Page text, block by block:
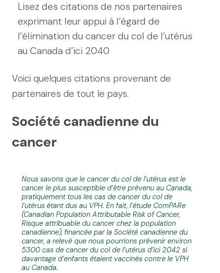
n
u
Lisez des citations de nos partenaires
exprimant leur appui à l’égard de
l’élimination du cancer du col de l’utérus
au Canada d’ici 2040
Voici quelques citations provenant de
partenaires de tout le pays.
Société canadienne du
cancer
Nous savons que le cancer du col de l’utérus est le
cancer le plus susceptible d’être prévenu au Canada,
pratiquement tous les cas de cancer du col de
l’utérus étant dus au VPH. En fait, l’étude ComPARe
(Canadian Population Attributable Risk of Cancer,
Risque attribuable du cancer chez la population
canadienne), financée par la Société canadienne du
cancer, a relevé que nous pourrions prévenir environ
5300 cas de cancer du col de l’utérus d’ici 2042 si
davantage d’enfants étaient vaccinés contre le VPH
au Canada.